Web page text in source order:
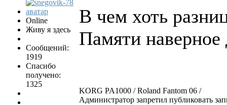
Online
Живу я здесь
Сообщений:
1919
Спасибо
получено:
1325
В чем хоть
Памяти наверное
KORG PA1000 / Roland Fantom 06 /
Администратор запретил публиковать